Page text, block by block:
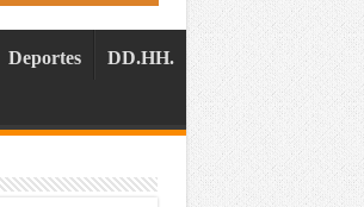
Deportes DD.HH.